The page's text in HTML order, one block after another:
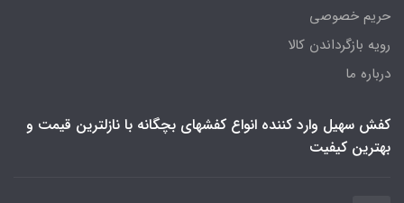
حریم خصوصی
رویه‌ بازگرداندن کالا
درباره ما
کفش سهیل وارد کننده انواع کفشهای بچگانه با نازلترین قیمت و
بهترین کیفیت